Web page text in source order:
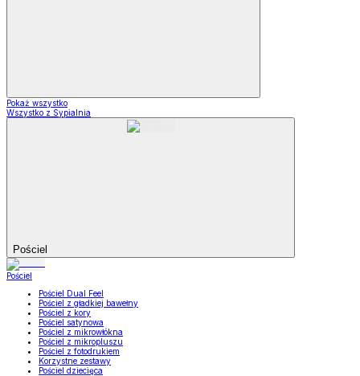
Pokaż wszystko
Wszystko z Sypialnia
Pościel
Pościel
Pościel Dual Feel
Pościel z gładkiej bawełny
Pościel z kory
Pościel satynowa
Pościel z mikrowłókna
Pościel z mikropluszu
Pościel z fotodrukiem
Korzystne zestawy
Pościel dziecięca